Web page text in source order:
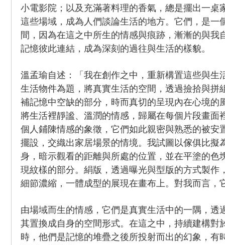
小電影院；以及充滿著料理的香氣，總是擺出一桌
這些場域，成為人們談論生活的地方。它們，是一
間，因為在這之中所生的情感與痕跡，漸漸的與我
記憶彼此連結，成為深刻的過往與生活的樣貌。
溫孟瑜自述：「我在創作之中，重新構置這些與生
生活物件為題，將真實生活的空間，透過撿拾與拼
補記憶中空缺的部分，時而真切的呈現內在心境的
將生活裡靜謐、溫潤的情感，歸屬在每個片段畫面
個人鋪陳情感的象徵，它們如此親密與熟悉的被安
擺設，交織出家居場景的情境。我試圖以傢俱比擬
身，暗示觀看的距離與所處的位置，並在平塗的色
現紋樣的部分。絹版，透過曝光與型版的方式製作
細節濃縮，一體成型的展現在畫布上。對我而言，
由場域而生的情感，它們是真實生活中的一隅，透
其置換成自身的空間形式。在這之中，持續建構對
時，他們是記憶的堆疊之後所投射而出的幻象，有